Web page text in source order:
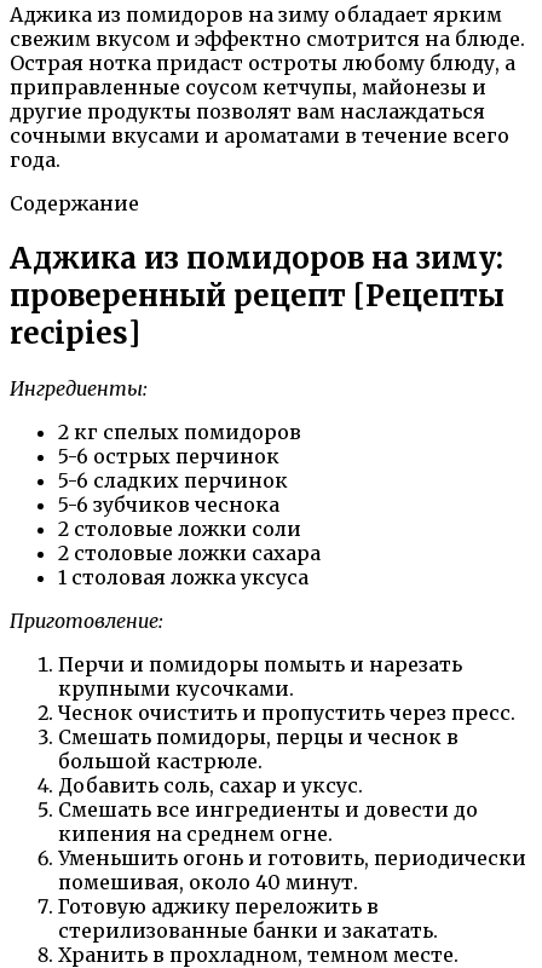
Аджика из помидоров на зиму обладает ярким
свежим вкусом и эффектно смотрится на блюде.
Острая нотка придаст остроты любому блюду, а
приправленные соусом кетчупы, майонезы и
другие продукты позволят вам наслаждаться
сочными вкусами и ароматами в течение всего
года.
Содержание
Аджика из помидоров на зиму:
проверенный рецепт [Рецепты
recipies]
Ингредиенты:
2 кг спелых помидоров
5-6 острых перчинок
5-6 сладких перчинок
5-6 зубчиков чеснока
2 столовые ложки соли
2 столовые ложки сахара
1 столовая ложка уксуса
Приготовление:
Перчи и помидоры помыть и нарезать
крупными кусочками.
Чеснок очистить и пропустить через пресс.
Смешать помидоры, перцы и чеснок в
большой кастрюле.
Добавить соль, сахар и уксус.
Смешать все ингредиенты и довести до
кипения на среднем огне.
Уменьшить огонь и готовить, периодически
помешивая, около 40 минут.
Готовую аджику переложить в
стерилизованные банки и закатать.
Хранить в прохладном, темном месте.